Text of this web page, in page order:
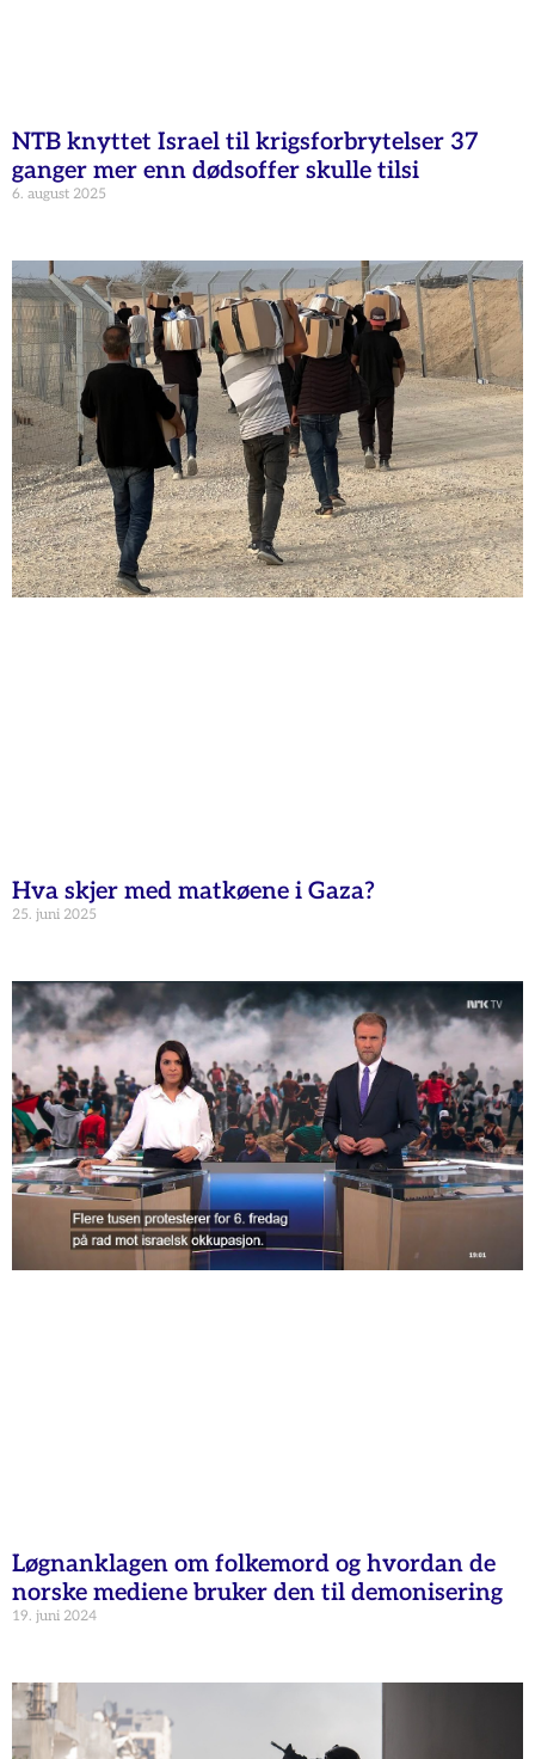
NTB knyttet Israel til krigsforbrytelser 37
ganger mer enn dødsoffer skulle tilsi
6. august 2025
Hva skjer med matkøene i Gaza?
25. juni 2025
Løgnanklagen om folkemord og hvordan de
norske mediene bruker den til demonisering
19. juni 2024